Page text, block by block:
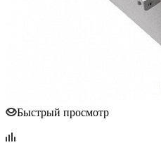
Быстрый просмотр